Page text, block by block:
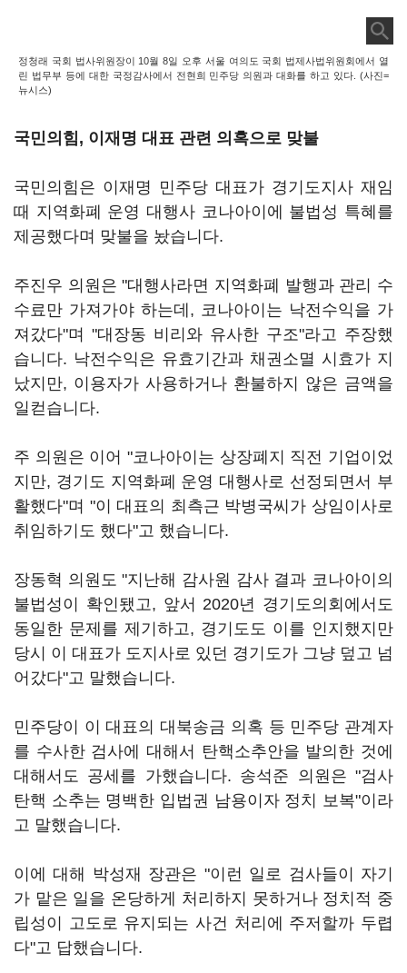
정청래 국회 법사위원장이 10월 8일 오후 서울 여의도 국회 법제사법위원회에서 열
린 법무부 등에 대한 국정감사에서 전현희 민주당 의원과 대화를 하고 있다. (사진=
뉴시스)
국민의힘, 이재명 대표 관련 의혹으로 맞불
국민의힘은 이재명 민주당 대표가 경기도지사 재임
때 지역화폐 운영 대행사 코나아이에 불법성 특혜를
제공했다며 맞불을 놨습니다.
주진우 의원은 "대행사라면 지역화폐 발행과 관리 수
수료만 가져가야 하는데, 코나아이는 낙전수익을 가
져갔다"며 "대장동 비리와 유사한 구조"라고 주장했
습니다. 낙전수익은 유효기간과 채권소멸 시효가 지
났지만, 이용자가 사용하거나 환불하지 않은 금액을
일컫습니다.
주 의원은 이어 "코나아이는 상장폐지 직전 기업이었
지만, 경기도 지역화폐 운영 대행사로 선정되면서 부
활했다"며 "이 대표의 최측근 박병국씨가 상임이사로
취임하기도 했다"고 했습니다.
장동혁 의원도 "지난해 감사원 감사 결과 코나아이의
불법성이 확인됐고, 앞서 2020년 경기도의회에서도
동일한 문제를 제기하고, 경기도도 이를 인지했지만
당시 이 대표가 도지사로 있던 경기도가 그냥 덮고 넘
어갔다"고 말했습니다.
민주당이 이 대표의 대북송금 의혹 등 민주당 관계자
를 수사한 검사에 대해서 탄핵소추안을 발의한 것에
대해서도 공세를 가했습니다. 송석준 의원은 "검사
탄핵 소추는 명백한 입법권 남용이자 정치 보복"이라
고 말했습니다.
이에 대해 박성재 장관은 "이런 일로 검사들이 자기
가 맡은 일을 온당하게 처리하지 못하거나 정치적 중
립성이 고도로 유지되는 사건 처리에 주저할까 두렵
다"고 답했습니다.